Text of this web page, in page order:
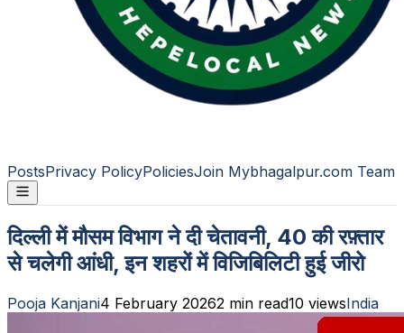
PostsPrivacy PolicyPoliciesJoin Mybhagalpur.com Team
दिल्ली में मौसम विभाग ने दी चेतावनी, 40 की रफ़्तार
से चलेगी आंधी, इन शहरों में विजिबिलिटी हुई जीरो
Pooja Kanjani4 February 20262 min read10 viewsIndia